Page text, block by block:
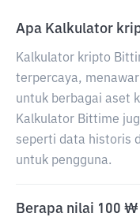
Apa Kalkulator
Kalkulator kripto
terpercaya,
untuk berbagai aset
Kalkulator Bittime
seperti data historis
untuk pengguna.
Berapa nilai 100 ₩